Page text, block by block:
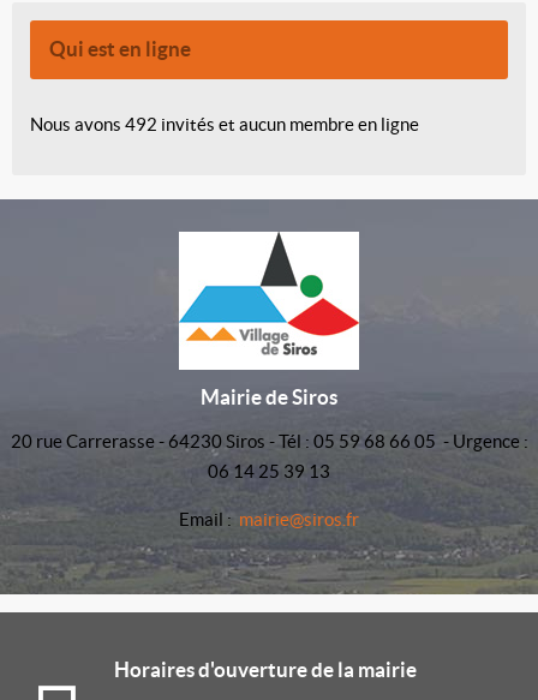
Qui est en ligne
Nous avons 492 invités et aucun membre en ligne
Mairie de Siros
20 rue Carrerasse - 64230 Siros - Tél : 05 59 68 66 05 - Urgence :
06 14 25 39 13
Email : mairie@siros.fr
Horaires d'ouverture de la mairie